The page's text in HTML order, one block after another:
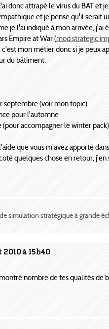
donc attrapé le virus du BAT et
et je pense qu'il serait
je l'ai indiqué à mon arrivée,
Empire at War (mod strategic
c'est mon métier donc si je peux
du bâtiment.
septembre (voir mon topic)
pour l'automne
accompagner le winter
que vous m'avez apporté
quelques chose en retour, j'en
simulation stratégique à grande
à 15h40
nombre de tes qualités de